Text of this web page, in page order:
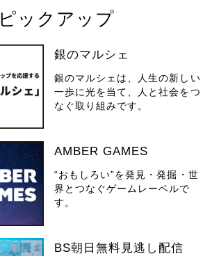
ピックアップ
銀のマルシェ
銀のマルシェは、人生の新しい
一歩に光を当て、人と社会をつ
なぐ取り組みです。
AMBER GAMES
“おもしろい”を発見・発掘・世
界とつなぐゲームレーベルで
す。
BS朝日無料見逃し配信